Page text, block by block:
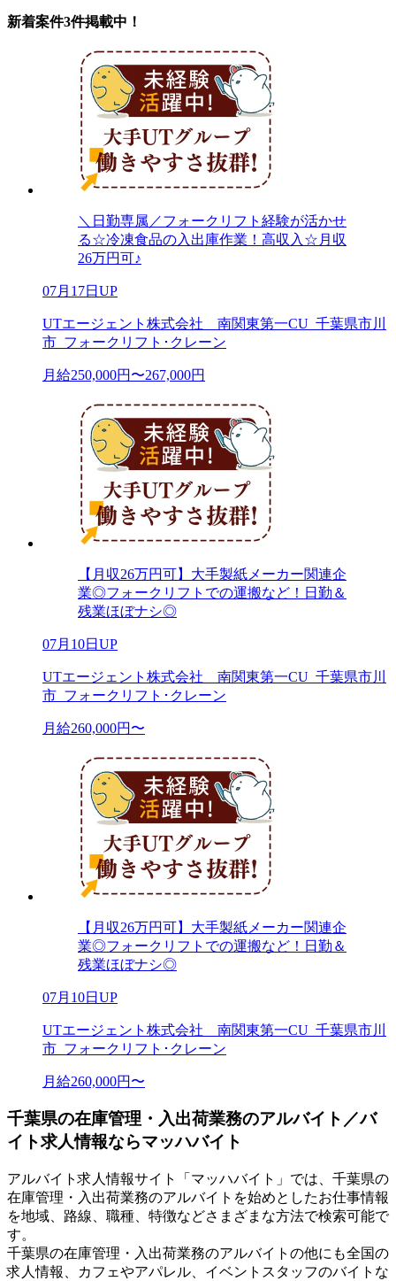
新着案件3件掲載中！
＼日勤専属／フォークリフト経験が活かせ
る☆冷凍食品の入出庫作業！高収入☆月収
26万円可♪
07月17日UP
UTエージェント株式会社 南関東第一CU_千葉県市川
市_フォークリフト･クレーン
月給250,000円〜267,000円
【月収26万円可】大手製紙メーカー関連企
業◎フォークリフトでの運搬など！日勤＆
残業ほぼナシ◎
07月10日UP
UTエージェント株式会社 南関東第一CU_千葉県市川
市_フォークリフト･クレーン
月給260,000円〜
【月収26万円可】大手製紙メーカー関連企
業◎フォークリフトでの運搬など！日勤＆
残業ほぼナシ◎
07月10日UP
UTエージェント株式会社 南関東第一CU_千葉県市川
市_フォークリフト･クレーン
月給260,000円〜
千葉県の在庫管理・入出荷業務のアルバイト／バ
イト求人情報ならマッハバイト
アルバイト求人情報サイト「マッハバイト」では、千葉県の
在庫管理・入出荷業務のアルバイトを始めとしたお仕事情報
を地域、路線、職種、特徴などさまざまな方法で検索可能で
す。
千葉県の在庫管理・入出荷業務のアルバイトの他にも全国の
求人情報、カフェやアパレル、イベントスタッフのバイトな